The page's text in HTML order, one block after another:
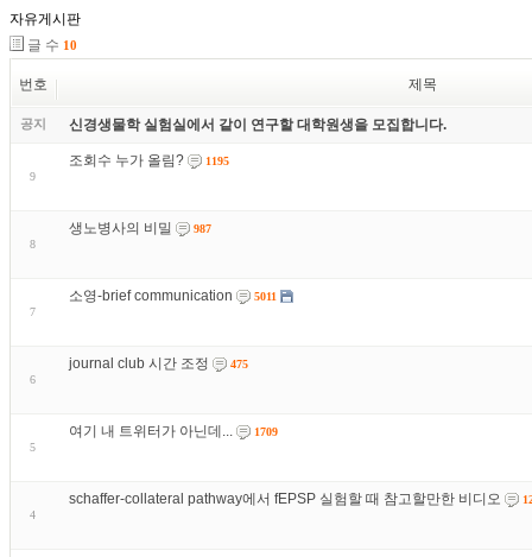
자유게시판
글 수 10
번호 제목
공지 신경생물학 실험실에서 같이 연구할 대학원생을 모집합니다.
9
조회수 누가 올림? 1195
8
생노병사의 비밀 987
7
소영-brief communication 5011
6
journal club 시간 조정 475
5
여기 내 트위터가 아닌데... 1709
4
schaffer-collateral pathway에서 fEPSP 실험할 때 참고할만한 비디오